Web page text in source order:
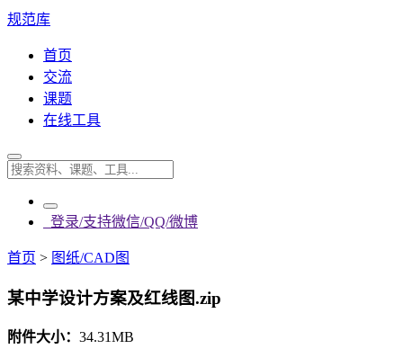
规范库
首页
交流
课题
在线工具
登录/支持微信/QQ/微博
首页 > 图纸/CAD图
某中学设计方案及红线图.zip
附件大小： 34.31MB